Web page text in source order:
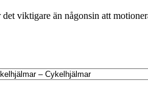
det viktigare än någonsin att